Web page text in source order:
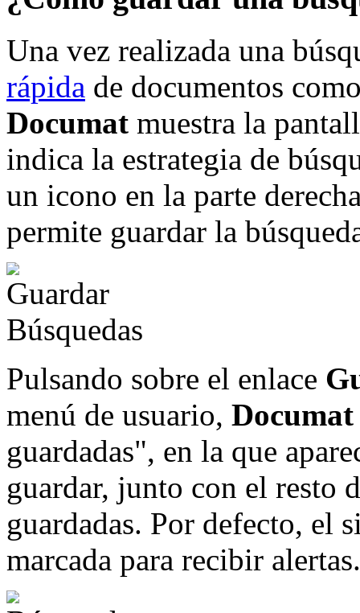
Una vez realizada una
rápida de documentos
Documat muestra la
indica la estrategia de
un icono en la parte
permite guardar la
Pulsando sobre el enlace
menú de usuario, Documat
guardadas", en la que
guardar, junto con el resto
guardadas. Por defecto, el
marcada para recibir alertas.